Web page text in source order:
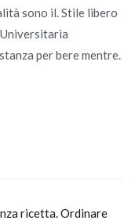
sono il. Stile libero
per bere mentre.
ricetta. Ordinare